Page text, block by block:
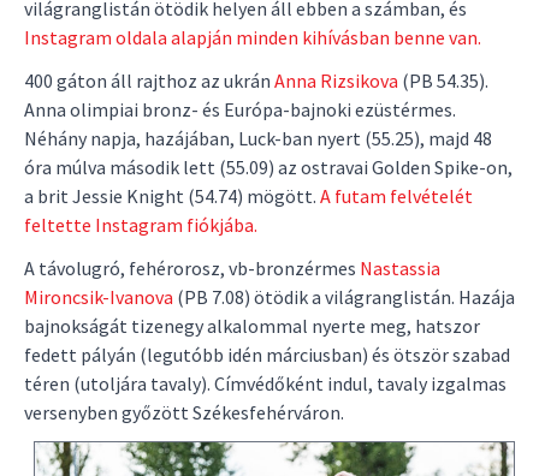
világranglistán ötödik helyen áll ebben a számban, és
Instagram oldala alapján minden kihívásban benne van.
400 gáton áll rajthoz az ukrán Anna Rizsikova (PB 54.35).
Anna olimpiai bronz- és Európa-bajnoki ezüstérmes.
Néhány napja, hazájában, Luck-ban nyert (55.25), majd 48
óra múlva második lett (55.09) az ostravai Golden Spike-on,
a brit Jessie Knight (54.74) mögött. A futam felvételét
feltette Instagram fiókjába.
A távolugró, fehérorosz, vb-bronzérmes Nastassia
Mironcsik-Ivanova (PB 7.08) ötödik a világranglistán. Hazája
bajnokságát tizenegy alkalommal nyerte meg, hatszor
fedett pályán (legutóbb idén márciusban) és ötször szabad
téren (utoljára tavaly). Címvédőként indul, tavaly izgalmas
versenyben győzött Székesfehérváron.